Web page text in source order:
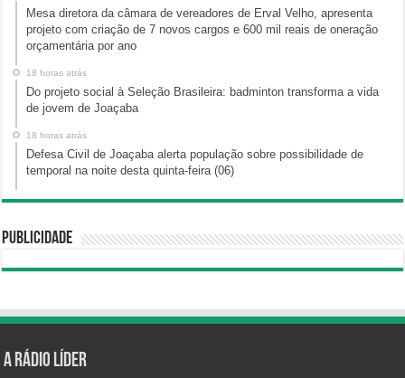
Mesa diretora da câmara de vereadores de Erval Velho, apresenta
projeto com criação de 7 novos cargos e 600 mil reais de oneração
orçamentária por ano
18 horas atrás
Do projeto social à Seleção Brasileira: badminton transforma a vida
de jovem de Joaçaba
18 horas atrás
Defesa Civil de Joaçaba alerta população sobre possibilidade de
temporal na noite desta quinta-feira (06)
Publicidade
A Rádio Líder